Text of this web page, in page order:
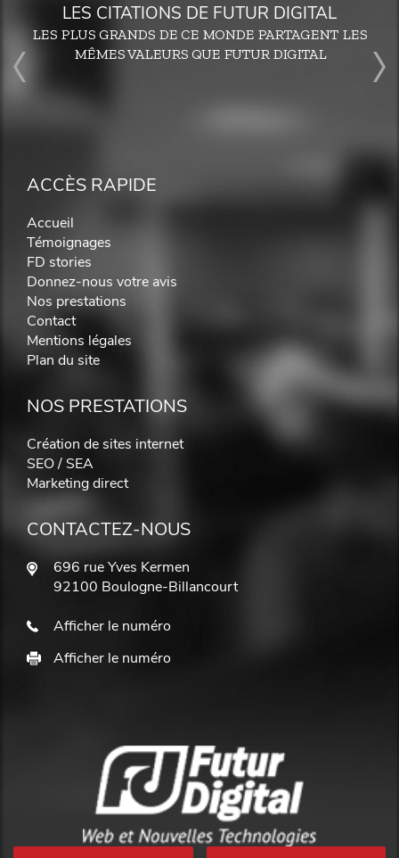
LES CITATIONS DE FUTUR DIGITAL
LES PLUS GRANDS DE CE MONDE PARTAGENT LES
MÊMES VALEURS QUE FUTUR DIGITAL
ACCÈS RAPIDE
Accueil
Témoignages
FD stories
Donnez-nous votre avis
Nos prestations
Contact
Mentions légales
Plan du site
NOS PRESTATIONS
Création de sites internet
SEO / SEA
Marketing direct
CONTACTEZ-NOUS
696 rue Yves Kermen
92100 Boulogne-Billancourt
Afficher le numéro
Afficher le numéro